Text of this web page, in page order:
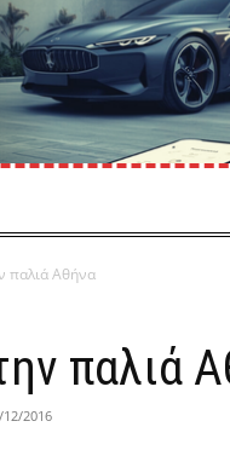
παλιά Αθήνα
παλιά
12/2016